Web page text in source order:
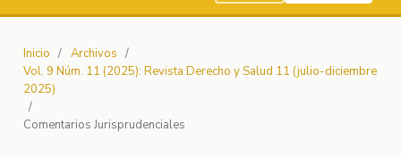
Inicio / Archivos /
Vol. 9 Núm. 11 (2025): Revista Derecho y Salud 11 (julio-diciembre
2025)
/
Comentarios Jurisprudenciales